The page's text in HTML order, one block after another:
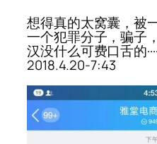
想得真的太窝囊，被一
一个犯罪分子，骗子
汉没什么可费口舌的
2018.4.20-7:43